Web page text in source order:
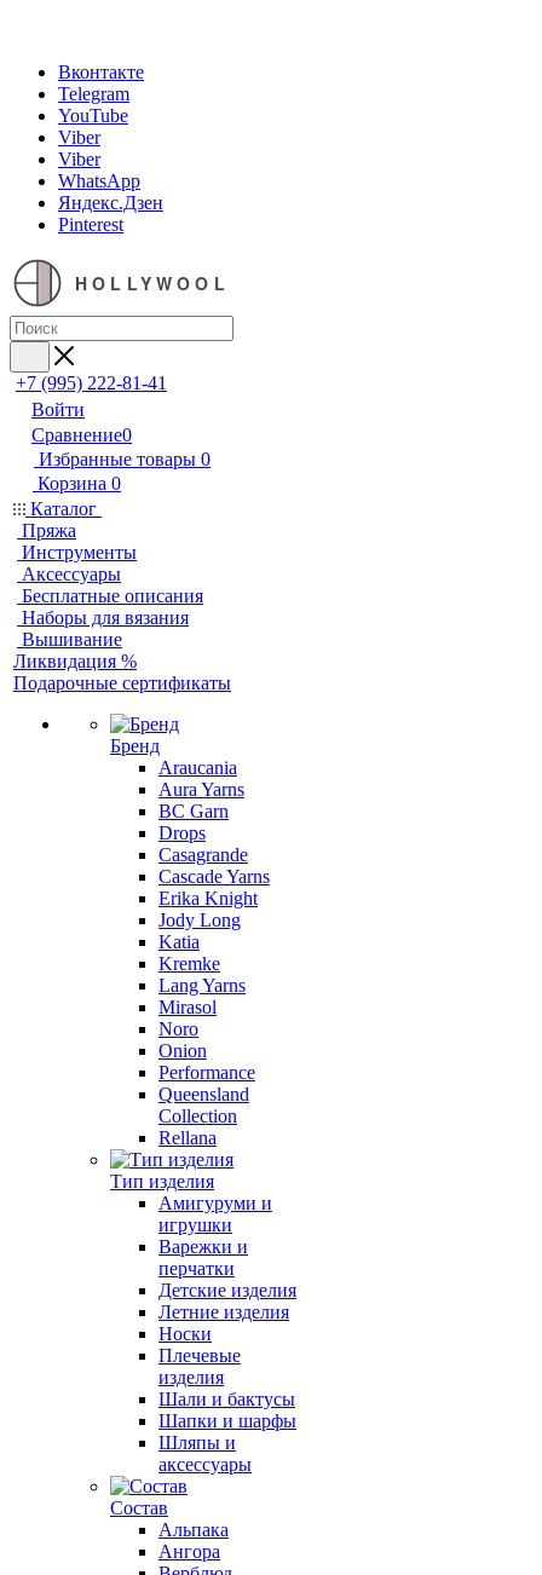
Вконтакте
Telegram
YouTube
Viber
Viber
WhatsApp
Яндекс.Дзен
Pinterest
HOLLYWOOL
+7 (995) 222-81-41
Войти
Сравнение0
Избранные товары 0
Корзина 0
Каталог
Пряжа
Инструменты
Аксессуары
Бесплатные описания
Наборы для вязания
Вышивание
Ликвидация %
Подарочные сертификаты
Бренд
Araucania
Aura Yarns
BC Garn
Drops
Casagrande
Cascade Yarns
Erika Knight
Jody Long
Katia
Kremke
Lang Yarns
Mirasol
Noro
Onion
Performance
Queensland
Collection
Rellana
Тип изделия
Амигуруми и
игрушки
Варежки и
перчатки
Детские изделия
Летние изделия
Носки
Плечевые
изделия
Шали и бактусы
Шапки и шарфы
Шляпы и
аксессуары
Состав
Альпака
Ангора